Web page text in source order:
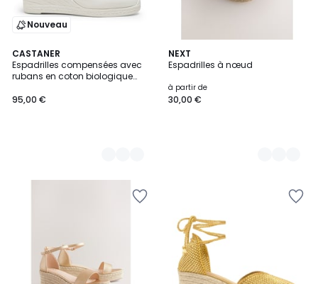
Nouveau
CASTANER
Espadrilles compensées avec
rubans en coton biologique
95,00 €
4
Couleurs
NEXT
Espadrilles à nœud
à partir de
30,00 €
5
Couleurs